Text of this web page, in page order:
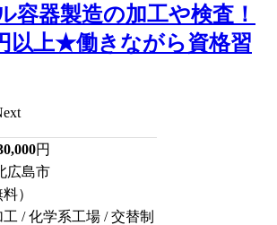
容器製造の加工や検査！
以上★働きながら資格習
円
広島市
）
/ 化学系工場 / 交替制